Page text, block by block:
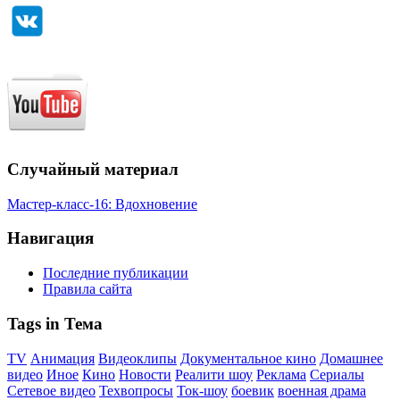
Случайный материал
Мастер-класс-16: Вдохновение
Навигация
Последние публикации
Правила сайта
Tags in Тема
TV Анимация Видеоклипы Документальное кино Домашнее
видео Иное Кино Новости Реалити шоу Реклама Сериалы
Сетевое видео Техвопросы Ток-шоу боевик военная драма